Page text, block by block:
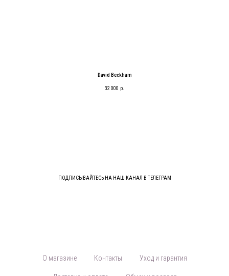
David Beckham
32 000 р.
ПОДПИСЫВАЙТЕСЬ НА НАШ КАНАЛ В ТЕЛЕГРАМ
О магазине Контакты Уход и гарантия